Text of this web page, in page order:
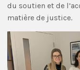
du soutien et de
matière de justice.